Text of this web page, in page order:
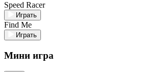
Speed Racer
Играть
Find Me
Играть
Мини игра